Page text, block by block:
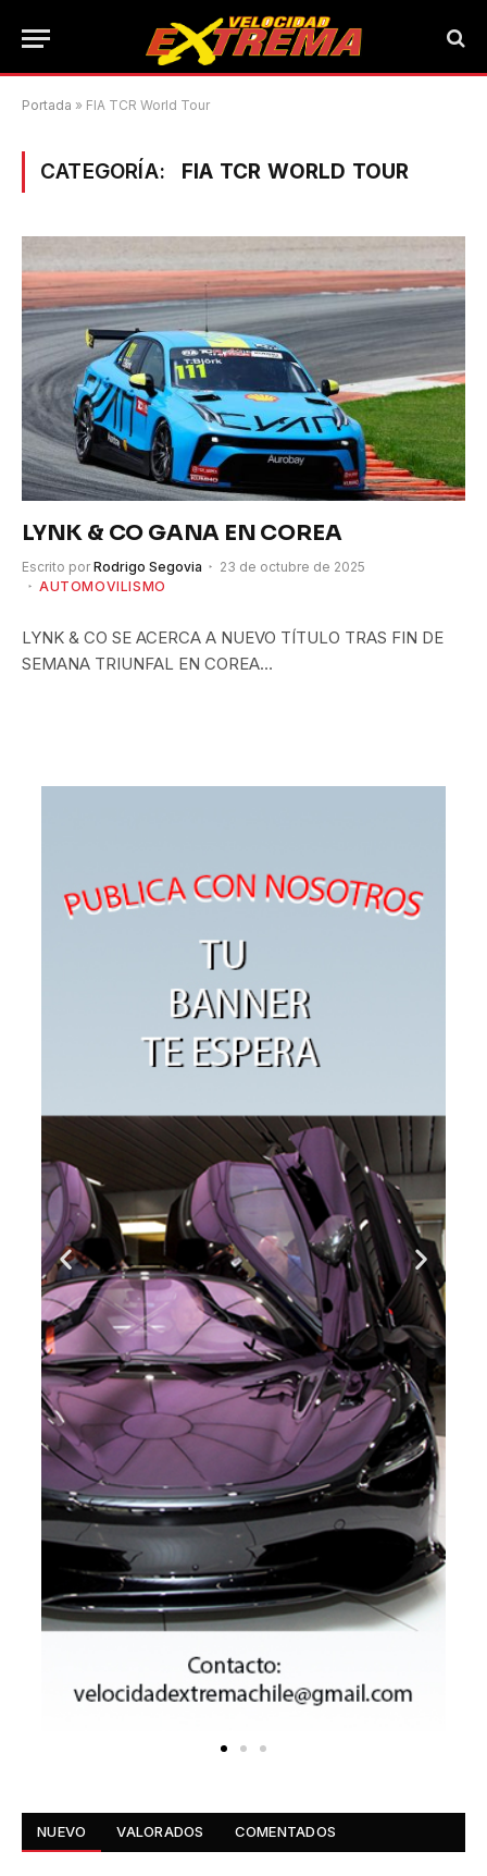
Portada » FIA TCR World Tour
CATEGORÍA: FIA TCR WORLD TOUR
LYNK & CO GANA EN COREA
Escrito por Rodrigo Segovia
23 de octubre de 2025
AUTOMOVILISMO
LYNK & CO SE ACERCA A NUEVO TÍTULO TRAS FIN DE
SEMANA TRIUNFAL EN COREA…
NUEVO VALORADOS COMENTADOS